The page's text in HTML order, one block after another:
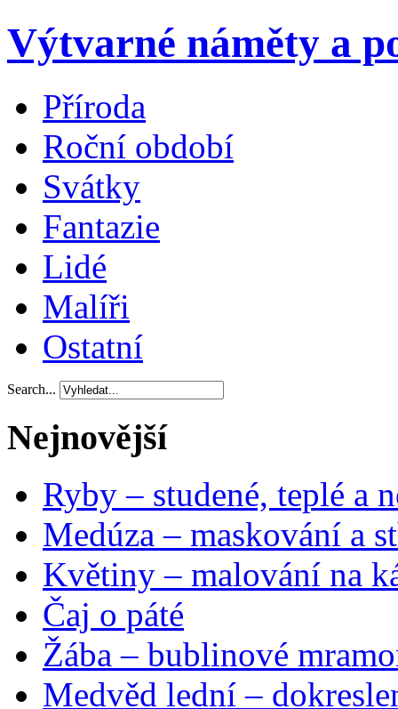
Výtvarné náměty a
Příroda
Roční období
Svátky
Fantazie
Lidé
Malíři
Ostatní
Search...
Nejnovější
Ryby – studené, teplé a
Medúza – maskování a
Květiny – malování na
Čaj o páté
Žába – bublinové
Medvěd lední –